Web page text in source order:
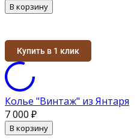
В корзину
Купить в 1 клик
Колье "Винтаж" из Янтаря
7 000 ₽
В корзину